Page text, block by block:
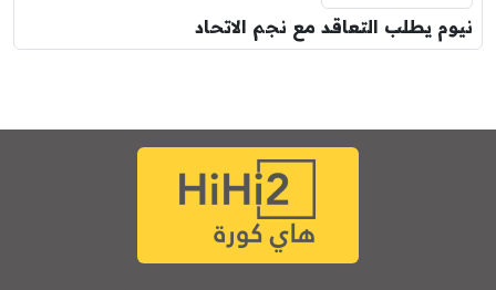
نيوم يطلب التعاقد مع نجم الاتحاد